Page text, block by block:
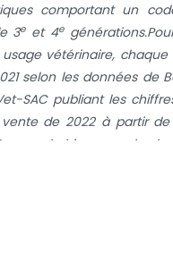
comportant un
3eet 4egénérations.
vétérinaire,
selon les données de
SAC publiant les
de 2022 à partir
la biomasse de